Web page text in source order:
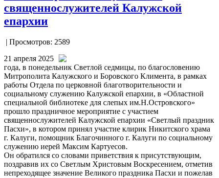
священнослужителей Калужской
епархии
| Просмотров: 2589
21 апреля 2025
года, в понедельник Светлой седмицы, по благословению
Митрополита Калужского и Боровского Климента, в рамках
работы Отдела по церковной благотворительности и
социальному служению Калужской епархии, в «Областной
специальной библиотеке для слепых им.Н.Островского»
прошло праздничное мероприятие с участием
священнослужителей Калужской епархии «Светлый праздник
Пасхи», в котором принял участие клирик Никитского храма
г. Калуги, помощник Благочинного г. Калуги по социальному
служению иерей Максим Картуесов.
Он обратился со словами приветствия к присутствующим,
поздравив их со Светлым Христовым Воскресением, отметив
непреходящее значение Великого праздника Пасхи и пожелав